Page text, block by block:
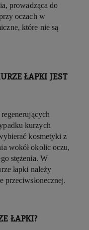
prowadząca do
oczach w
które nie są
ŁAPKI JEST
kurzych
kosmetyki z
wokół okolic oczu,
stężenia. W
łapki należy
przeciwsłonecznej.
ŁAPKI?